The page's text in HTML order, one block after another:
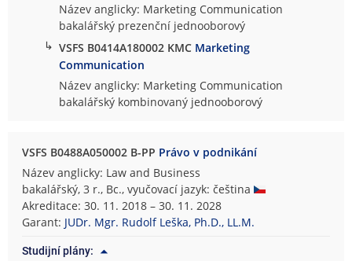
Název anglicky: Marketing Communication
bakalářský prezenční jednooborový
↳ VSFS B0414A180002 KMC Marketing
Communication
Název anglicky: Marketing Communication
bakalářský kombinovaný jednooborový
VSFS B0488A050002 B-PP Právo v podnikání
Název anglicky: Law and Business
bakalářský, 3 r., Bc., vyučovací jazyk: čeština
Akreditace: 30. 11. 2018 – 30. 11. 2028
Garant: JUDr. Mgr. Rudolf Leška, Ph.D., LL.M.
Studijní plány: